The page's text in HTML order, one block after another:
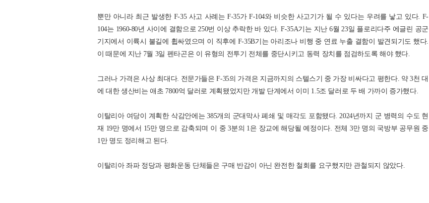
뿐만 아니라 최근 발생한 F-35 사고 사례는 F-35가 F-104와 비슷한 사고기가 될 수 있다는 우려를 낳고 있다. F-
104는 1960-80년 사이에 결함으로 250번 이상 추락한 바 있다. F-35A기는 지난 6월 23일 플로리다주 에글린 공군
기지에서 이륙시 불길에 휩싸였으며 이 직후에 F-35B기는 아리조나 비행 중 연료 누출 결함이 발견되기도 했다.
이 때문에 지난 7월 3일 펜타곤은 이 유형의 전투기 전체를 중단시키고 동력 장치를 점검하도록 해야 했다.
그러나 가격은 사상 최대다. 전문가들은 F-35의 가격은 지금까지의 스텔스기 중 가장 비싸다고 평한다. 약 3천 대
에 대한 생산비는 애초 7800억 달러로 계획됐었지만 개발 단계에서 이미 1.5조 달러로 두 배 가까이 증가했다.
이탈리아 여당이 계획한 삭감안에는 385개의 군대막사 폐쇄 및 매각도 포함됐다. 2024년까지 군 병력의 수도 현
재 19만 명에서 15만 명으로 감축되며 이 중 3분의 1은 장교에 해당될 예정이다. 전체 3만 명의 국방부 공무원 중
1만 명도 정리해고 된다.
이탈리아 좌파 정당과 평화운동 단체들은 구매 반감이 아닌 완전한 철회를 요구했지만 관철되지 않았다.